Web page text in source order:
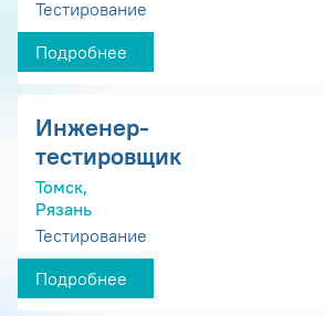
Тестирование
Подробнее
Инженер-
тестировщик
Томск,
Рязань
Тестирование
Подробнее